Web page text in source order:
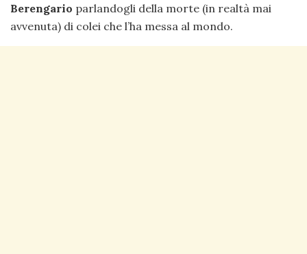
Berengario parlandogli della morte (in realtà mai
avvenuta) di colei che l’ha messa al mondo.